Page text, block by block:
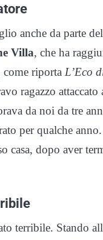
anche da parte
Villa, che ha
come riporta L’Eco
ragazzo attaccato
da noi da tre
per qualche
casa, dopo aver
terribile. Stando